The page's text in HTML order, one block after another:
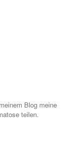
Blog meine
teilen.